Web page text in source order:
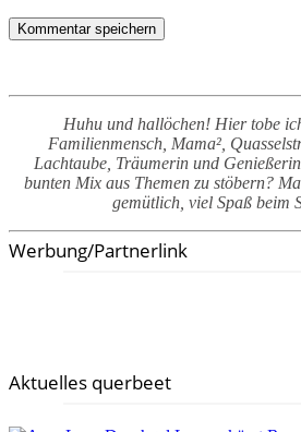
Huhu und hallöchen! Hier tobe
Familienmensch, Mama²,
Lachtaube, Träumerin und
bunten Mix aus Themen zu stöbern?
gemütlich, viel Spaß beim
Werbung/Partnerlink
Aktuelles querbeet